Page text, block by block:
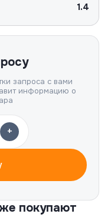
1.4
запроса с вами
информацию о
+
покупают